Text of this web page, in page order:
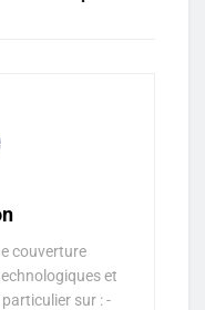
couverture
et
sur : -